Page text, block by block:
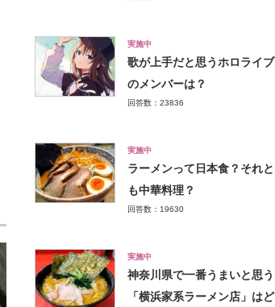
実施中
歌が上手だと思うホロライブ
のメンバーは？
回答数：23836
実施中
ラーメンって日本食？それと
も中華料理？
回答数：19630
実施中
神奈川県で一番うまいと思う
「横浜家系ラーメン店」はど